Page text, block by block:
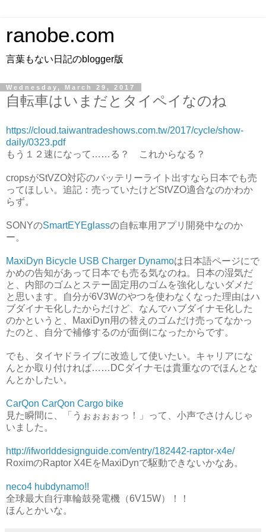
ranobe.com
言葉もない日記のblogger版
Wednesday, March 29, 2017
自転車はいまだとタイペイなのね
https://cloud.taiwantradeshows.com.tw/2017/cycle/show-
daily/0323.pdf
もう１２速になって……る？ これからなる？
cropsがStVZO対応のバッテリーライト出すなら日本でも売
ってほしい。追記：売っていたけどStVZO適合なのかわか
らず。
SONYのSmartEYEglassの自転車用アプリ開発中なのか
ー。
MaxiDyn Bicycle USB Charger Dynamoは日本語ページにで
かめの告知があって日本でも売る気なのね。日本の湿気だ
と、内部のゴムとステー固定用のゴムを強化しないダメだ
と思います。自分が6V3Wのやつを使わなくなった理由はハ
ブダイナモ化したからだけど、なんでハブダイナモ化した
のかというと、MaxiDyn用の替えのゴムだけ売ってなかっ
たのと、自分で補修するのが面倒になったからです。
でも、タイヤドライブに改造して使いたい。キャリアにな
んとか取り付ければ……DCダイナモは貴重なのでほんとな
んとかしたい。
CarQon CarQon Cargo bike
見た瞬間に、「うぉぉぉぉっ！」って、小声でさけんじゃ
いました。
http://ifworlddesignguide.com/entry/182442-raptor-x4e/
RoximのRaptor X4EをMaxiDynで駆動できないかなあ。
neco4 hubdynamo!!
全球最大自行車輪鼓発電機（6V15W）！！
ほんとかいな。